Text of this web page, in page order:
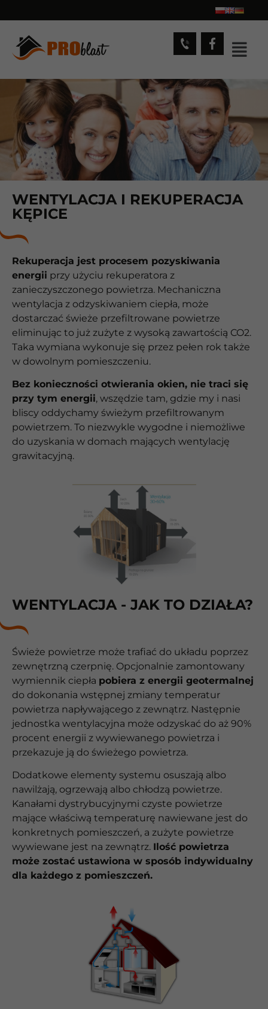
WENTYLACJA I REKUPERACJA
KĘPICE
Rekuperacja jest procesem pozyskiwania
energii przy użyciu rekuperatora z
zanieczyszczonego powietrza. Mechaniczna
wentylacja z odzyskiwaniem ciepła, może
dostarczać świeże przefiltrowane powietrze
eliminując to już zużyte z wysoką zawartością CO2.
Taka wymiana wykonuje się przez pełen rok także
w dowolnym pomieszczeniu.
Bez konieczności otwierania okien, nie traci się
przy tym energii, wszędzie tam, gdzie my i nasi
bliscy oddychamy świeżym przefiltrowanym
powietrzem. To niezwykle wygodne i niemożliwe
do uzyskania w domach mających wentylację
grawitacyjną.
WENTYLACJA - JAK TO DZIAŁA?
Świeże powietrze może trafiać do układu poprzez
zewnętrzną czerpnię. Opcjonalnie zamontowany
wymiennik ciepła pobiera z energii geotermalnej
do dokonania wstępnej zmiany temperatur
powietrza napływającego z zewnątrz. Następnie
jednostka wentylacyjna może odzyskać do aż 90%
procent energii z wywiewanego powietrza i
przekazuje ją do świeżego powietrza.
Dodatkowe elementy systemu osuszają albo
nawilżają, ogrzewają albo chłodzą powietrze.
Kanałami dystrybucyjnymi czyste powietrze
mające właściwą temperaturę nawiewane jest do
konkretnych pomieszczeń, a zużyte powietrze
wywiewane jest na zewnątrz. Ilość powietrza
może zostać ustawiona w sposób indywidualny
dla każdego z pomieszczeń.